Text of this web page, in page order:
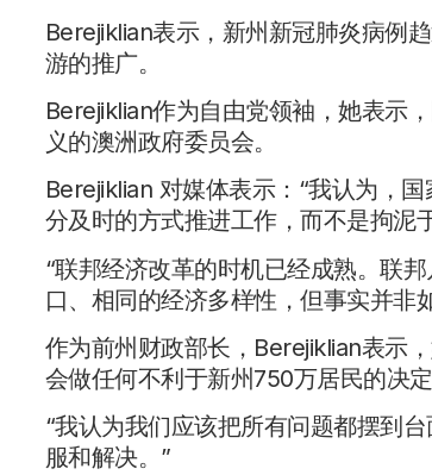
Berejiklian表示，新州新冠肺炎病例
游的推广。
Berejiklian作为自由党领袖，她表示
义的澳洲政府委员会。
Berejiklian 对媒体表示：“我认为，
分及时的方式推进工作，而不是拘泥
“联邦经济改革的时机已经成熟。联
口、相同的经济多样性，但事实并非
作为前州财政部长，Berejiklian表示
会做任何不利于新州750万居民的决定
“我认为我们应该把所有问题都摆到
服和解决。”